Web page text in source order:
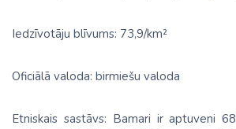
Iedzīvotāju blīvums: 73,9/km²
Oficiālā valoda: birmiešu valoda
Etniskais sastāvs: Bamari ir aptuveni